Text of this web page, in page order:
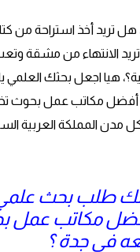
هل تريد أخذ استراحة من
الانتهاء من مشقة
هيا اجعل بحثك العلمي
أفضل مكاتب عمل بحوث
مدن المملكة العربية
طلب بحث
أفضل مكاتب عمل
في جدة ؟